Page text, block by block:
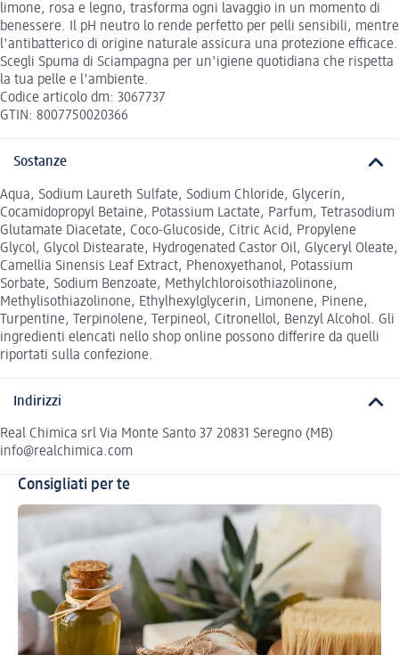
limone, rosa e legno, trasforma ogni lavaggio in un momento di
benessere. Il pH neutro lo rende perfetto per pelli sensibili, mentre
l'antibatterico di origine naturale assicura una protezione efficace.
Scegli Spuma di Sciampagna per un'igiene quotidiana che rispetta
la tua pelle e l'ambiente.
Codice articolo dm: 3067737
GTIN: 8007750020366
Sostanze
Aqua, Sodium Laureth Sulfate, Sodium Chloride, Glycerin,
Cocamidopropyl Betaine, Potassium Lactate, Parfum, Tetrasodium
Glutamate Diacetate, Coco-Glucoside, Citric Acid, Propylene
Glycol, Glycol Distearate, Hydrogenated Castor Oil, Glyceryl Oleate,
Camellia Sinensis Leaf Extract, Phenoxyethanol, Potassium
Sorbate, Sodium Benzoate, Methylchloroisothiazolinone,
Methylisothiazolinone, Ethylhexylglycerin, Limonene, Pinene,
Turpentine, Terpinolene, Terpineol, Citronellol, Benzyl Alcohol. Gli
ingredienti elencati nello shop online possono differire da quelli
riportati sulla confezione.
Indirizzi
Real Chimica srl Via Monte Santo 37 20831 Seregno (MB)
info@realchimica.com
Consigliati per te